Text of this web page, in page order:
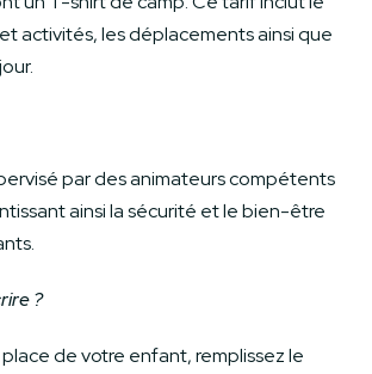
activités, les déplacements ainsi que
par des animateurs compétents
ainsi la sécurité et le bien-être
?
de votre enfant, remplissez le